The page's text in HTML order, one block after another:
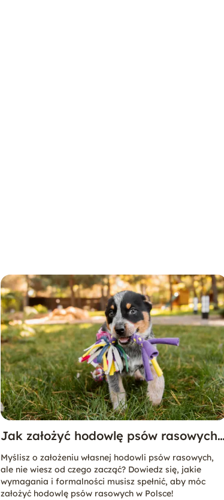
Jak założyć hodowlę psów rasowych?
Poradnik krok po kroku
Myślisz o założeniu własnej hodowli psów rasowych,
ale nie wiesz od czego zacząć? Dowiedz się, jakie
wymagania i formalności musisz spełnić, aby móc
założyć hodowlę psów rasowych w Polsce!